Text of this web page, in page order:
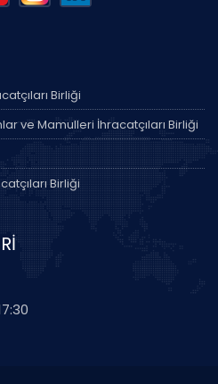
Birliği
ve Mamulleri İhracatçıları Birliği
Birliği